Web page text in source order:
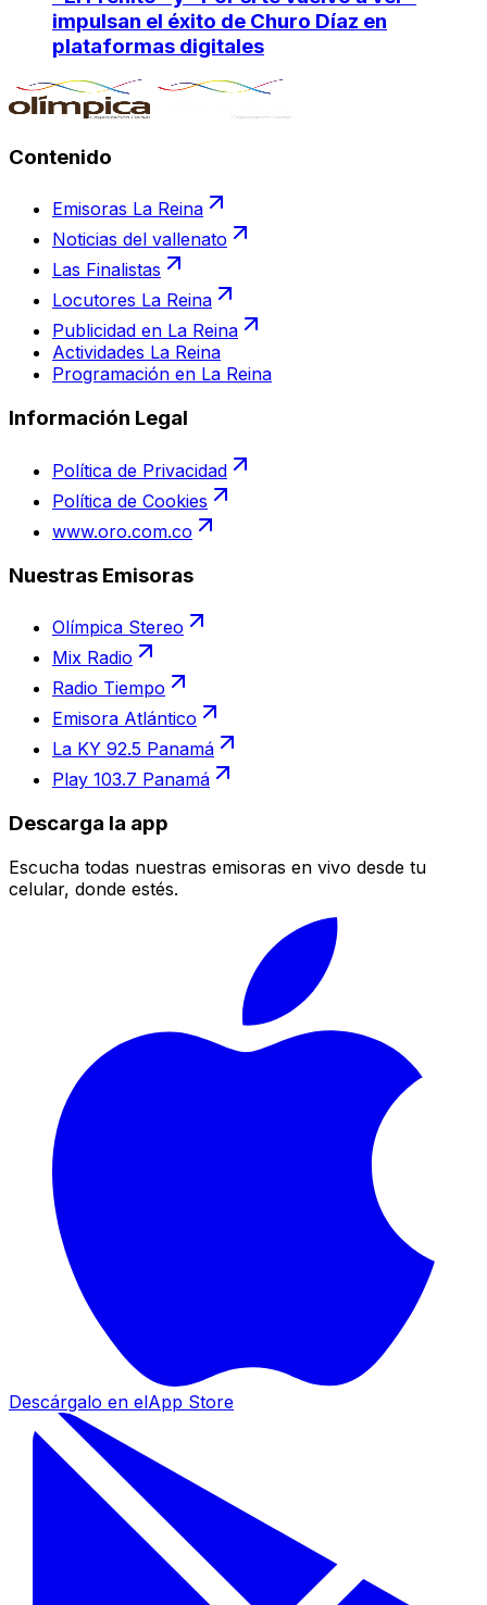
impulsan el éxito de Churo Díaz en
plataformas digitales
Contenido
Emisoras La Reina
Noticias del vallenato
Las Finalistas
Locutores La Reina
Publicidad en La Reina
Actividades La Reina
Programación en La Reina
Información Legal
Política de Privacidad
Política de Cookies
www.oro.com.co
Nuestras Emisoras
Olímpica Stereo
Mix Radio
Radio Tiempo
Emisora Atlántico
La KY 92.5 Panamá
Play 103.7 Panamá
Descarga la app
Escucha todas nuestras emisoras en vivo desde tu
celular, donde estés.
Descárgalo en elApp Store